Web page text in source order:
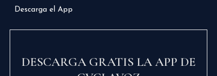
Descarga el App
DESCARGA GRATIS LA APP DE